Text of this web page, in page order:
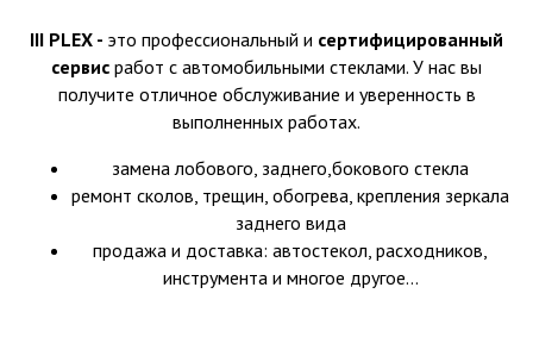
III PLEX - это профессиональный и сертифицированный
сервис работ с автомобильными стеклами. У нас вы
получите отличное обслуживание и уверенность в
выполненных работах.
замена лобового, заднего,бокового стекла
ремонт сколов, трещин, обогрева, крепления зеркала
заднего вида
продажа и доставка: автостекол, расходников,
инструмента и многое другое...